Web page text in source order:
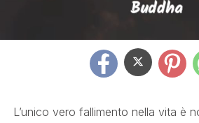
L’unico vero fallimento nella vita è